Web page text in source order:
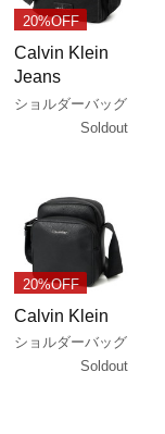
20%OFF
Calvin Klein
Jeans
ショルダーバッグ
Soldout
20%OFF
Calvin Klein
ショルダーバッグ
Soldout